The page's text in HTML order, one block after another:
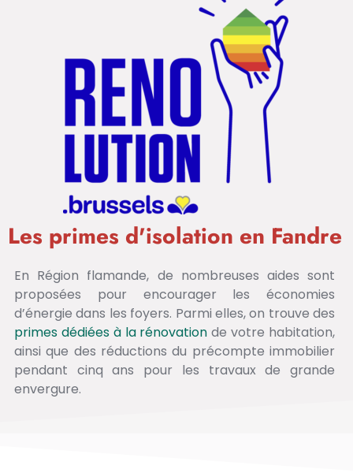
Les primes d'isolation en Fandre
En Région flamande, de nombreuses aides sont
proposées pour encourager les économies
d’énergie dans les foyers. Parmi elles, on trouve des
primes dédiées à la rénovation de votre habitation,
ainsi que des réductions du précompte immobilier
pendant cinq ans pour les travaux de grande
envergure.